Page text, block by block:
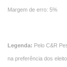
Margem de erro: 5%
Legenda: Pelo C&R
na preferência dos